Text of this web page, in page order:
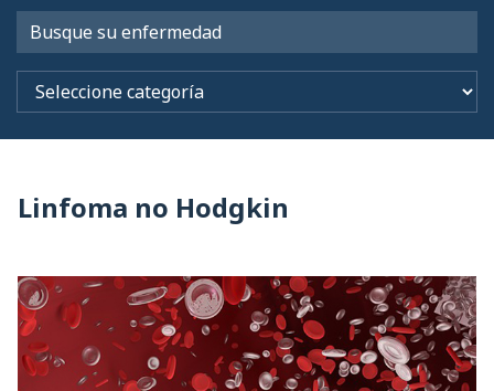
Linfoma no Hodgkin